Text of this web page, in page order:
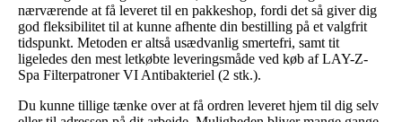
nærværende at få leveret til en pakkeshop, fordi det så giver dig
god fleksibilitet til at kunne afhente din bestilling på et valgfrit
tidspunkt. Metoden er altså usædvanlig smertefri, samt tit
ligeledes den mest letkøbte leveringsmåde ved køb af LAY-Z-
Spa Filterpatroner VI Antibakteriel (2 stk.).
Du kunne tillige tænke over at få ordren leveret hjem til dig selv